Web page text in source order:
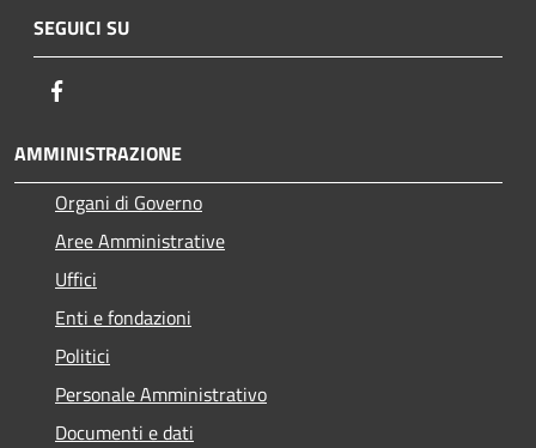
SEGUICI SU
AMMINISTRAZIONE
Organi di Governo
Aree Amministrative
Uffici
Enti e fondazioni
Politici
Personale Amministrativo
Documenti e dati